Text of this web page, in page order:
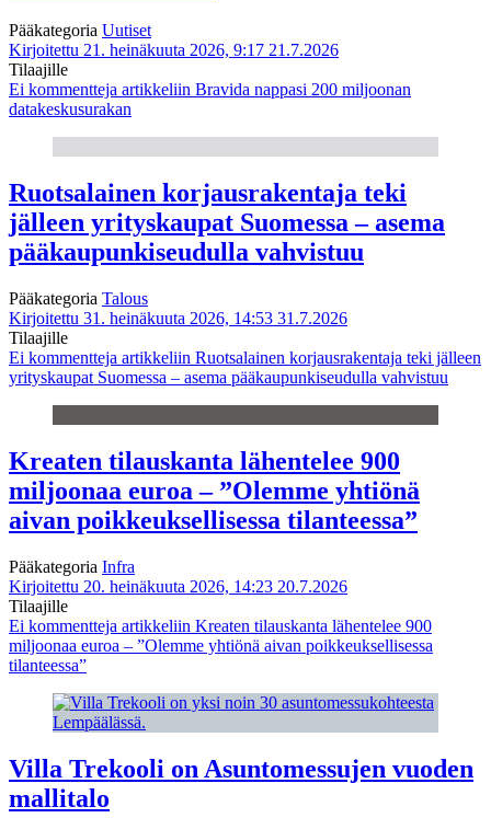
Pääkategoria Uutiset
Kirjoitettu 21. heinäkuuta 2026, 9:17 21.7.2026
Tilaajille
Ei kommentteja artikkeliin Bravida nappasi 200 miljoonan
datakeskusurakan
Ruotsalainen korjausrakentaja teki
jälleen yrityskaupat Suomessa – asema
pääkaupunkiseudulla vahvistuu
Pääkategoria Talous
Kirjoitettu 31. heinäkuuta 2026, 14:53 31.7.2026
Tilaajille
Ei kommentteja artikkeliin Ruotsalainen korjausrakentaja teki jälleen
yrityskaupat Suomessa – asema pääkaupunkiseudulla vahvistuu
Kreaten tilauskanta lähentelee 900
miljoonaa euroa – ”Olemme yhtiönä
aivan poikkeuksellisessa tilanteessa”
Pääkategoria Infra
Kirjoitettu 20. heinäkuuta 2026, 14:23 20.7.2026
Tilaajille
Ei kommentteja artikkeliin Kreaten tilauskanta lähentelee 900
miljoonaa euroa – ”Olemme yhtiönä aivan poikkeuksellisessa
tilanteessa”
Villa Trekooli on Asuntomessujen vuoden
mallitalo